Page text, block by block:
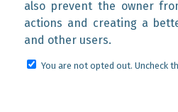
also prevent the owner
actions and creating a
and other users.
You are not opted out. Uncheck